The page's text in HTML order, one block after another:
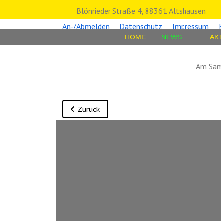
Blönrieder Straße 4, 88361 Altshausen
An-/Abmelden
Datenschutz Impressum
HOME NEWS
Am
Vorheriger Beitrag: Badmit GmbH sponsert F-
Zurück